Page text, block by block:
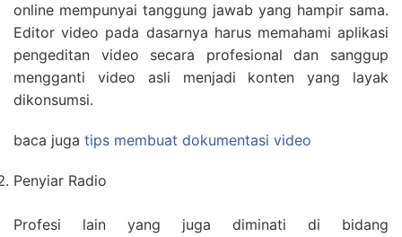
online mempunyai tanggung jawab yang hampir sama.
Editor video pada dasarnya harus memahami aplikasi
pengeditan video secara profesional dan sanggup
mengganti video asli menjadi konten yang layak
dikonsumsi.
baca juga tips membuat dokumentasi video
Penyiar Radio
Profesi lain yang juga diminati di bidang